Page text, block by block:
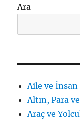
Ara
Aile ve
Altın, Para
Araç ve